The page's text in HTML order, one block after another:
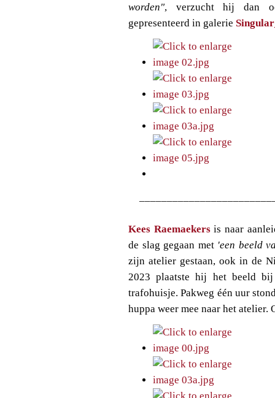
worden", verzucht hij dan
gepresenteerd in galerie
Kees Raemaekersis naar
de slag gegaan met'een beeld
zijn atelier gestaan, ook in de
2023 plaatste hij het beeld
trafohuisje. Pakweg één uur
huppa weer mee naar het atelier.